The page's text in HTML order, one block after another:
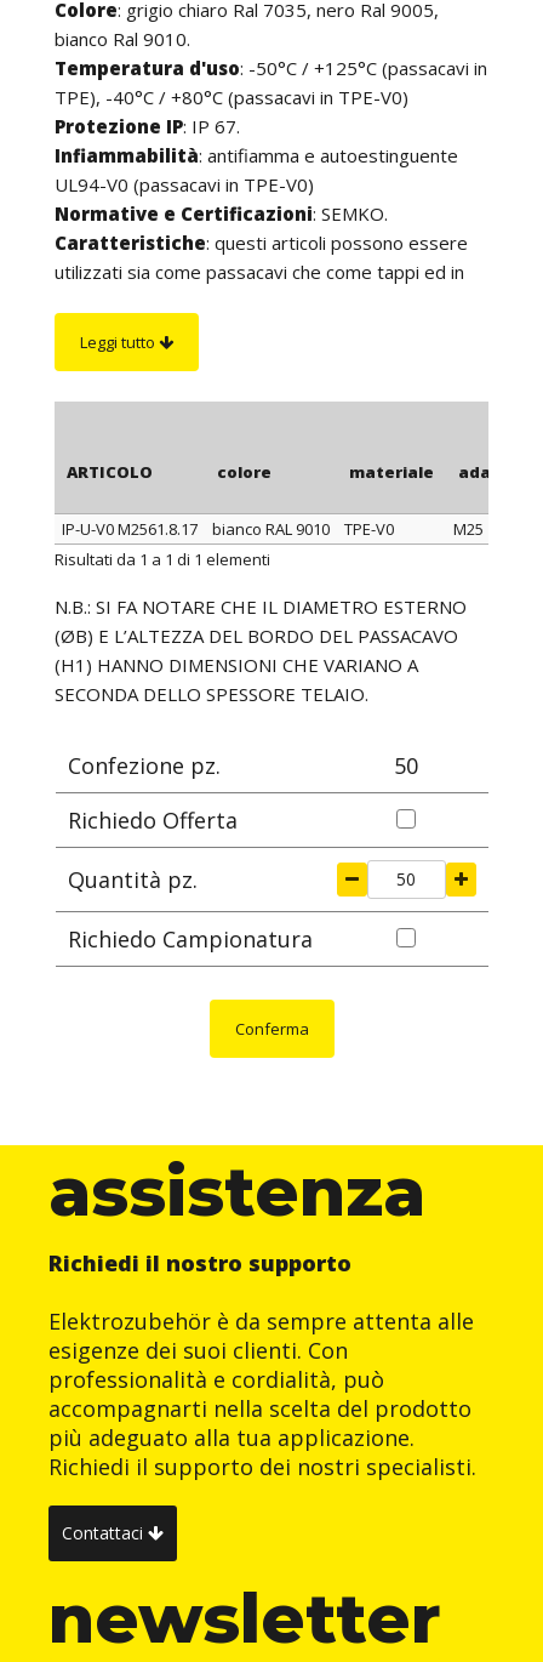
Colore: grigio chiaro Ral 7035, nero Ral 9005,
bianco Ral 9010.
Temperatura d'uso: -50°C / +125°C (passacavi in
TPE), -40°C / +80°C (passacavi in TPE-V0)
Protezione IP: IP 67.
Infiammabilità: antifiamma e autoestinguente
UL94-V0 (passacavi in TPE-V0)
Normative e Certificazioni: SEMKO.
Caratteristiche: questi articoli possono essere
utilizzati sia come passacavi che come tappi ed in
essere facilmente forata dal cavo mentre la
grazie ad una sporgenza interna in corrispondenza
caratteristiche di tenuta anche nel caso in cui il cavo,
in prossimità del foro, si piega ad angolo. Dato che
particolarmente adatti per applicazioni su superfici
curve. Infine, sono particolarmente adatti al settore
dell'illuminazione ed in particolare agli apparecchi a
LED in quanto sono prodotti in TPE senza aggiunta
Su richiesta: per quantità, possono essere forniti
in altri colori come da tabella RAL.
Leggi tutto
ARTICOLO colore materiale adatto a
ARTICOLO colore
IP-U-V0 M2561.8.17 bianco RAL 9010 TPE-V0
M25
Risultati da 1 a 1 di 1 elementi
N.B.: SI FA NOTARE CHE IL DIAMETRO ESTERNO
(ØB) E L’ALTEZZA DEL BORDO DEL PASSACAVO
(H1) HANNO DIMENSIONI CHE VARIANO A
SECONDA DELLO SPESSORE TELAIO.
Confezione pz.
50
Richiedo Offerta
Quantità pz.
Richiedo Campionatura
Conferma
assistenza
Richiedi il nostro supporto
Elektrozubehör è da sempre attenta alle
esigenze dei suoi clienti. Con
professionalità e cordialità, può
accompagnarti nella scelta del prodotto
più adeguato alla tua applicazione.
Richiedi il supporto dei nostri specialisti.
Contattaci
newsletter